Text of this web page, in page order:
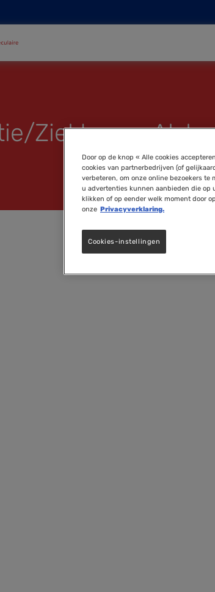
Ziekte van
Door op de knop « Alle cookies
cookies van partnerbedrijven (of
verbeteren, om onze online bezoekers
u advertenties kunnen aanbieden die op
klikken of op eender welk moment door
onze Privacyverklaring.
Cookies-instellingen